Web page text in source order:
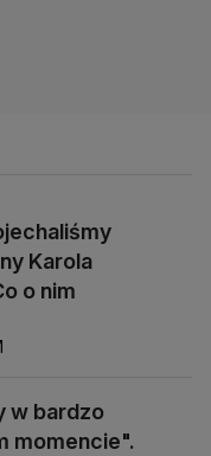
Karola
o nim
w bardzo
momencie".